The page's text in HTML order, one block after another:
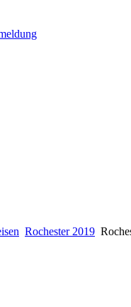
Rochester 2019